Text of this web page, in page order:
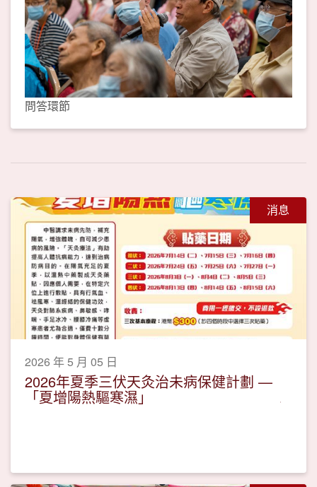
問答環節
消息
2026 年 5 月 05 日
2026年夏季三伏天灸治未病保健計劃 —
「夏增陽熱驅寒濕」